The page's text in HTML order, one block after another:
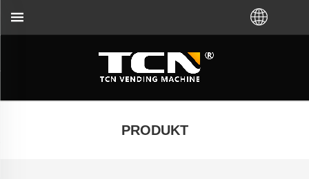
PRODUKT
dystrybutora. Zadzwoń do nas: +86-731-88048300